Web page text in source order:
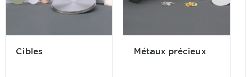
Cibles Métaux précieux